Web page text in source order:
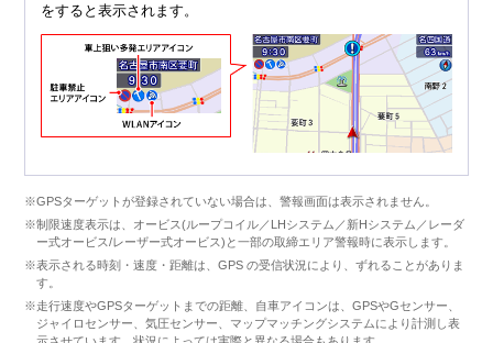
をすると表示されます。
※GPSターゲットが登録されていない場合は、警報画面は表示されません。
※制限速度表示は、オービス(ループコイル／LHシステム／新Hシステム／レーダ
ー式オービス/レーザー式オービス)と一部の取締エリア警報時に表示します。
※表示される時刻・速度・距離は、GPS の受信状況により、ずれることがありま
す。
※走行速度やGPSターゲットまでの距離、自車アイコンは、GPSやGセンサー、
ジャイロセンサー、気圧センサー、マップマッチングシステムにより計測し表
示させています。状況によっては実際と異なる場合もあります。